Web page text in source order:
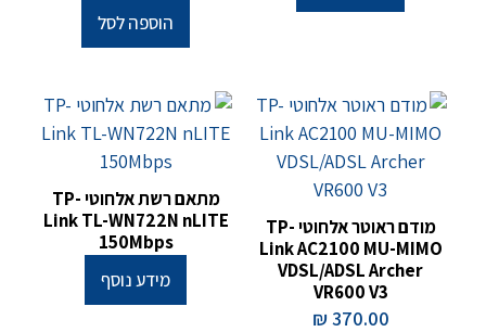
הוספה לסל
מודם ראוטר אלחוטי TP-
Link AC2100 MU-MIMO
VDSL/ADSL Archer
VR600 V3
370.00
₪
מתאם רשת אלחוטי TP-
Link TL-WN722N nLITE
150Mbps
מידע נוסף